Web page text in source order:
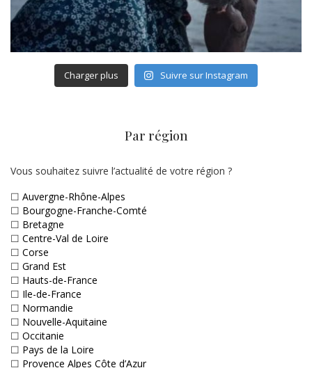
Charger plus Suivre sur Instagram
Par région
Vous souhaitez suivre l’actualité de votre région ?
☐ Auvergne-Rhône-Alpes
☐ Bourgogne-Franche-Comté
☐ Bretagne
☐ Centre-Val de Loire
☐ Corse
☐ Grand Est
☐ Hauts-de-France
☐ Ile-de-France
☐ Normandie
☐ Nouvelle-Aquitaine
☐ Occitanie
☐ Pays de la Loire
☐ Provence Alpes Côte d’Azur